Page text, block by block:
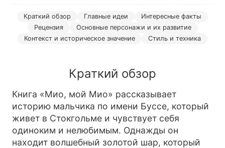
Краткий обзор Главные идеи
Интересные факты
Рецензия
Основные персонажи и их развитие
Контекст и историческое значение
Стиль и техника
Краткий обзор
Книга «Мио, мой Мио» рассказывает
историю мальчика по имени Буссе, который
живет в Стокгольме и чувствует себя
одиноким и нелюбимым. Однажды он
находит волшебный золотой шар, который